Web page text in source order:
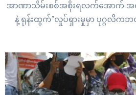
အာဏာသိမ်းစစ်အစိုးရလက်အောက်
နဲ့ ရုန်းထွက်”လှုပ်ရှားမှုမှာ ပုဂ္ဂလိက
ဘဏ်ခွဲ၊ ဧရာဝတီဘဏ်ခွဲ၊ ရိုးမဘဏ်ခွဲ၊
အာရှစိမ်းလန်းမှုဖွံ့ဖြိုးရေးဘဏ်ခွဲ